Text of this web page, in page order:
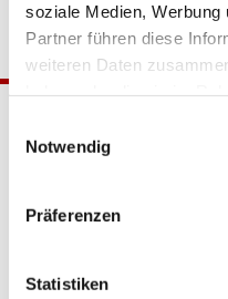
soziale Medien, Werbung
Partner führen diese
weiteren Daten
Notwendig
Präferenzen
Statistiken
Katholische